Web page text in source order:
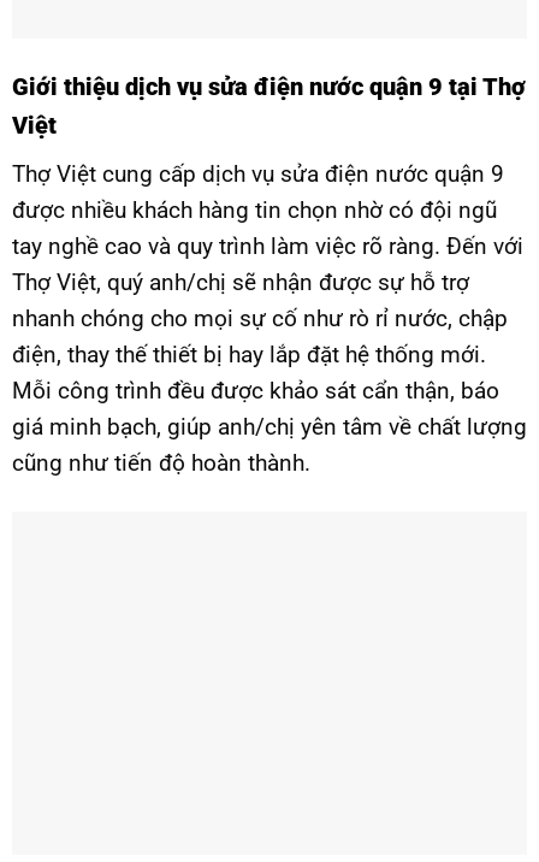
Giới thiệu dịch vụ sửa điện nước quận 9 tại Thợ
Việt
Thợ Việt cung cấp dịch vụ sửa điện nước quận 9
được nhiều khách hàng tin chọn nhờ có đội ngũ
tay nghề cao và quy trình làm việc rõ ràng. Đến với
Thợ Việt, quý anh/chị sẽ nhận được sự hỗ trợ
nhanh chóng cho mọi sự cố như rò rỉ nước, chập
điện, thay thế thiết bị hay lắp đặt hệ thống mới.
Mỗi công trình đều được khảo sát cẩn thận, báo
giá minh bạch, giúp anh/chị yên tâm về chất lượng
cũng như tiến độ hoàn thành.